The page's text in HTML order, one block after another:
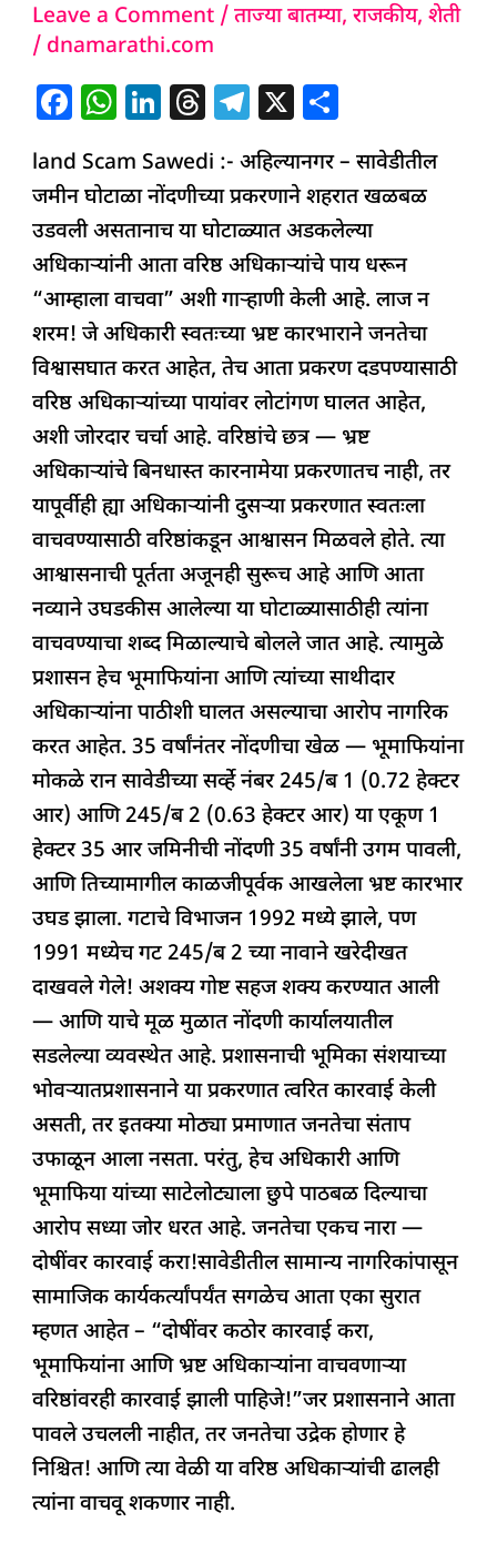
Leave a Comment /ताज्या बातम्या,राजकीय,शेती
/ dnamarathi.com
F
c
e
b
o
o
k
W
at
s
A
p
p
Li
k
e
dI
n
T
re
a
d
s
T
el
e
g
ra
m
X
ar
e
land Scam Sawedi :- अहिल्यानगर – सावेडीतील
जमीन घोटाळा नोंदणीच्या प्रकरणाने शहरात खळबळ
उडवली असतानाच या घोटाळ्यात अडकलेल्या
अधिकाऱ्यांनी आता वरिष्ठ अधिकाऱ्यांचे पाय धरून
“आम्हाला वाचवा” अशी गाऱ्हाणी केली आहे. लाज न
शरम! जे अधिकारी स्वतःच्या भ्रष्ट कारभाराने जनतेचा
विश्वासघात करत आहेत, तेच आता प्रकरण दडपण्यासाठी
वरिष्ठ अधिकाऱ्यांच्या पायांवर लोटांगण घालत आहेत,
अशी जोरदार चर्चा आहे. वरिष्ठांचे छत्र — भ्रष्ट
अधिकाऱ्यांचे बिनधास्त कारनामेया प्रकरणातच नाही, तर
यापूर्वीही ह्या अधिकाऱ्यांनी दुसऱ्या प्रकरणात स्वतःला
वाचवण्यासाठी वरिष्ठांकडून आश्वासन मिळवले होते. त्या
आश्वासनाची पूर्तता अजूनही सुरूच आहे आणि आता
नव्याने उघडकीस आलेल्या या घोटाळ्यासाठीही त्यांना
वाचवण्याचा शब्द मिळाल्याचे बोलले जात आहे. त्यामुळे
प्रशासन हेच भूमाफियांना आणि त्यांच्या साथीदार
अधिकाऱ्यांना पाठीशी घालत असल्याचा आरोप नागरिक
करत आहेत. 35 वर्षांनंतर नोंदणीचा खेळ — भूमाफियांना
मोकळे रान सावेडीच्या सर्व्हे नंबर 245/ब 1 (0.72 हेक्टर
आर) आणि 245/ब 2 (0.63 हेक्टर आर) या एकूण 1
हेक्टर 35 आर जमिनीची नोंदणी 35 वर्षांनी उगम पावली,
आणि तिच्यामागील काळजीपूर्वक आखलेला भ्रष्ट कारभार
उघड झाला. गटाचे विभाजन 1992 मध्ये झाले, पण
1991 मध्येच गट 245/ब 2 च्या नावाने खरेदीखत
दाखवले गेले! अशक्य गोष्ट सहज शक्य करण्यात आली
— आणि याचे मूळ मुळात नोंदणी कार्यालयातील
सडलेल्या व्यवस्थेत आहे. प्रशासनाची भूमिका संशयाच्या
भोवऱ्यातप्रशासनाने या प्रकरणात त्वरित कारवाई केली
असती, तर इतक्या मोठ्या प्रमाणात जनतेचा संताप
उफाळून आला नसता. परंतु, हेच अधिकारी आणि
भूमाफिया यांच्या साटेलोट्याला छुपे पाठबळ दिल्याचा
आरोप सध्या जोर धरत आहे. जनतेचा एकच नारा —
दोषींवर कारवाई करा!सावेडीतील सामान्य नागरिकांपासून
सामाजिक कार्यकर्त्यांपर्यंत सगळेच आता एका सुरात
म्हणत आहेत – “दोषींवर कठोर कारवाई करा,
भूमाफियांना आणि भ्रष्ट अधिकाऱ्यांना वाचवणाऱ्या
वरिष्ठांवरही कारवाई झाली पाहिजे!”जर प्रशासनाने आता
पावले उचलली नाहीत, तर जनतेचा उद्रेक होणार हे
निश्चित! आणि त्या वेळी या वरिष्ठ अधिकाऱ्यांची ढालही
त्यांना वाचवू शकणार नाही.
जमीन
घोटाळा
:
भ्रष्ट
अधिकाऱ्यांचे
लोटांगण
आणि
वरिष्ठांची
गुप्त
कृपा?